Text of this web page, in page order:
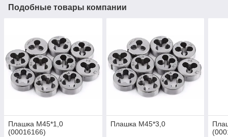
Подобные товары компании
Плашка М45*1,0
(00016166)
Плашка М45*3,0